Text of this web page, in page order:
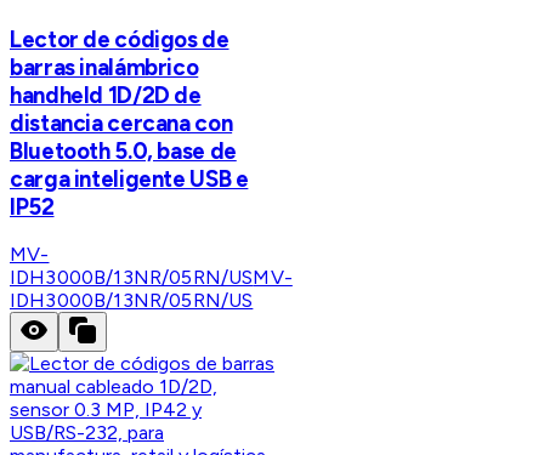
Lector de códigos de
barras inalámbrico
handheld 1D/2D de
distancia cercana con
Bluetooth 5.0, base de
carga inteligente USB e
IP52
MV-
IDH3000B/13NR/05RN/USMV-
IDH3000B/13NR/05RN/US